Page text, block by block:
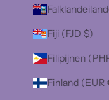
Fiji (FJD $)
Filipijnen
Finland (EUR